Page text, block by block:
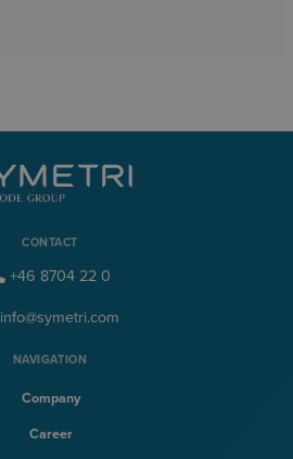
CONTACT
+46 8704 22 0
info@symetri.com
NAVIGATION
Company
Career